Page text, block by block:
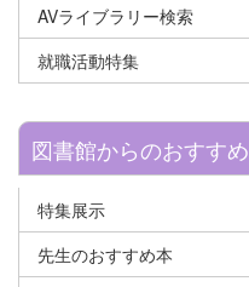
AVライブラリー検索
就職活動特集
図書館からのおすすめ
特集展示
先生のおすすめ本